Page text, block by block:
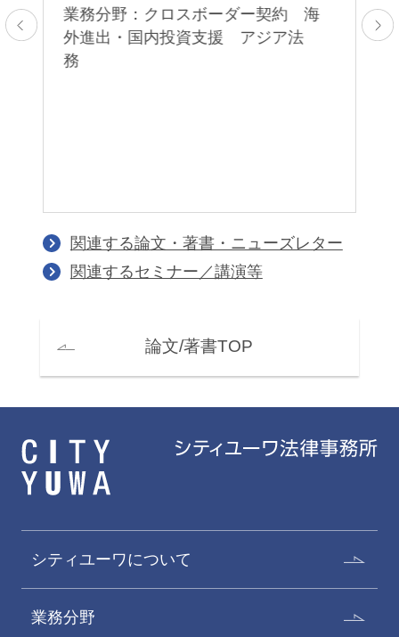
業務分野：クロスボーダー契約 海
外進出・国内投資支援 アジア法
務
00
関連する論文・著書・ニューズレター
関連するセミナー／講演等
論文/著書TOP
シティユーワについて
業務分野